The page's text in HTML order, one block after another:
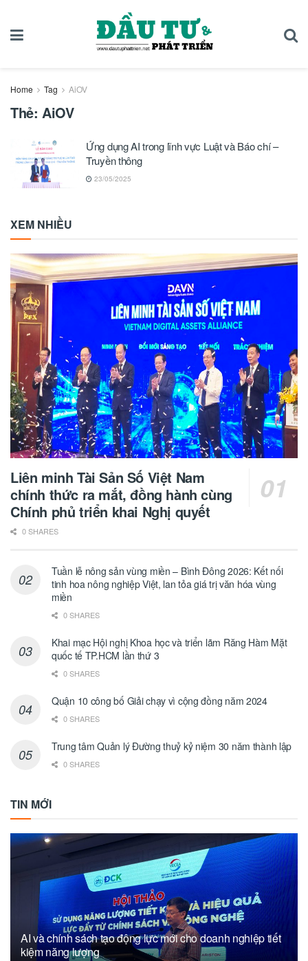
Home Tag AiOV
Thẻ: AiOV
Ứng dụng AI trong lĩnh vực Luật và Báo chí –
Truyền thông
23/05/2025
XEM NHIỀU
Liên minh Tài Sản Số Việt Nam
chính thức ra mắt, đồng hành cùng
Chính phủ triển khai Nghị quyết
0 SHARES
Tuần lễ nông sản vùng miền – Bình Đông 2026: Kết nối
tinh hoa nông nghiệp Việt, lan tỏa giá trị văn hóa vùng
miền
0 SHARES
Khai mạc Hội nghị Khoa học và triển lãm Răng Hàm Mặt
quốc tế TP.HCM lần thứ 3
0 SHARES
Quận 10 công bố Giải chạy vì cộng đồng năm 2024
0 SHARES
Trung tâm Quản lý Đường thuỷ kỷ niệm 30 năm thành lập
0 SHARES
TIN MỚI
AI và chính sách tạo động lực mới cho doanh nghiệp tiết
kiệm năng lượng